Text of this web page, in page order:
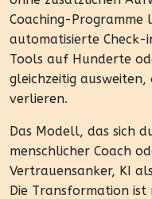
Coaching-Programme
automatisierte Check-
Tools auf Hunderte
gleichzeitig
verlieren.
Das Modell, das sich
menschlicher Coach
Vertrauensanker, KI
Die Transformation ist